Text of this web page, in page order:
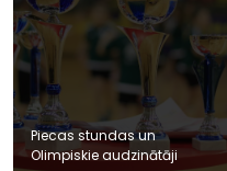
Piecas stundas un
Olimpiskie audzinātāji